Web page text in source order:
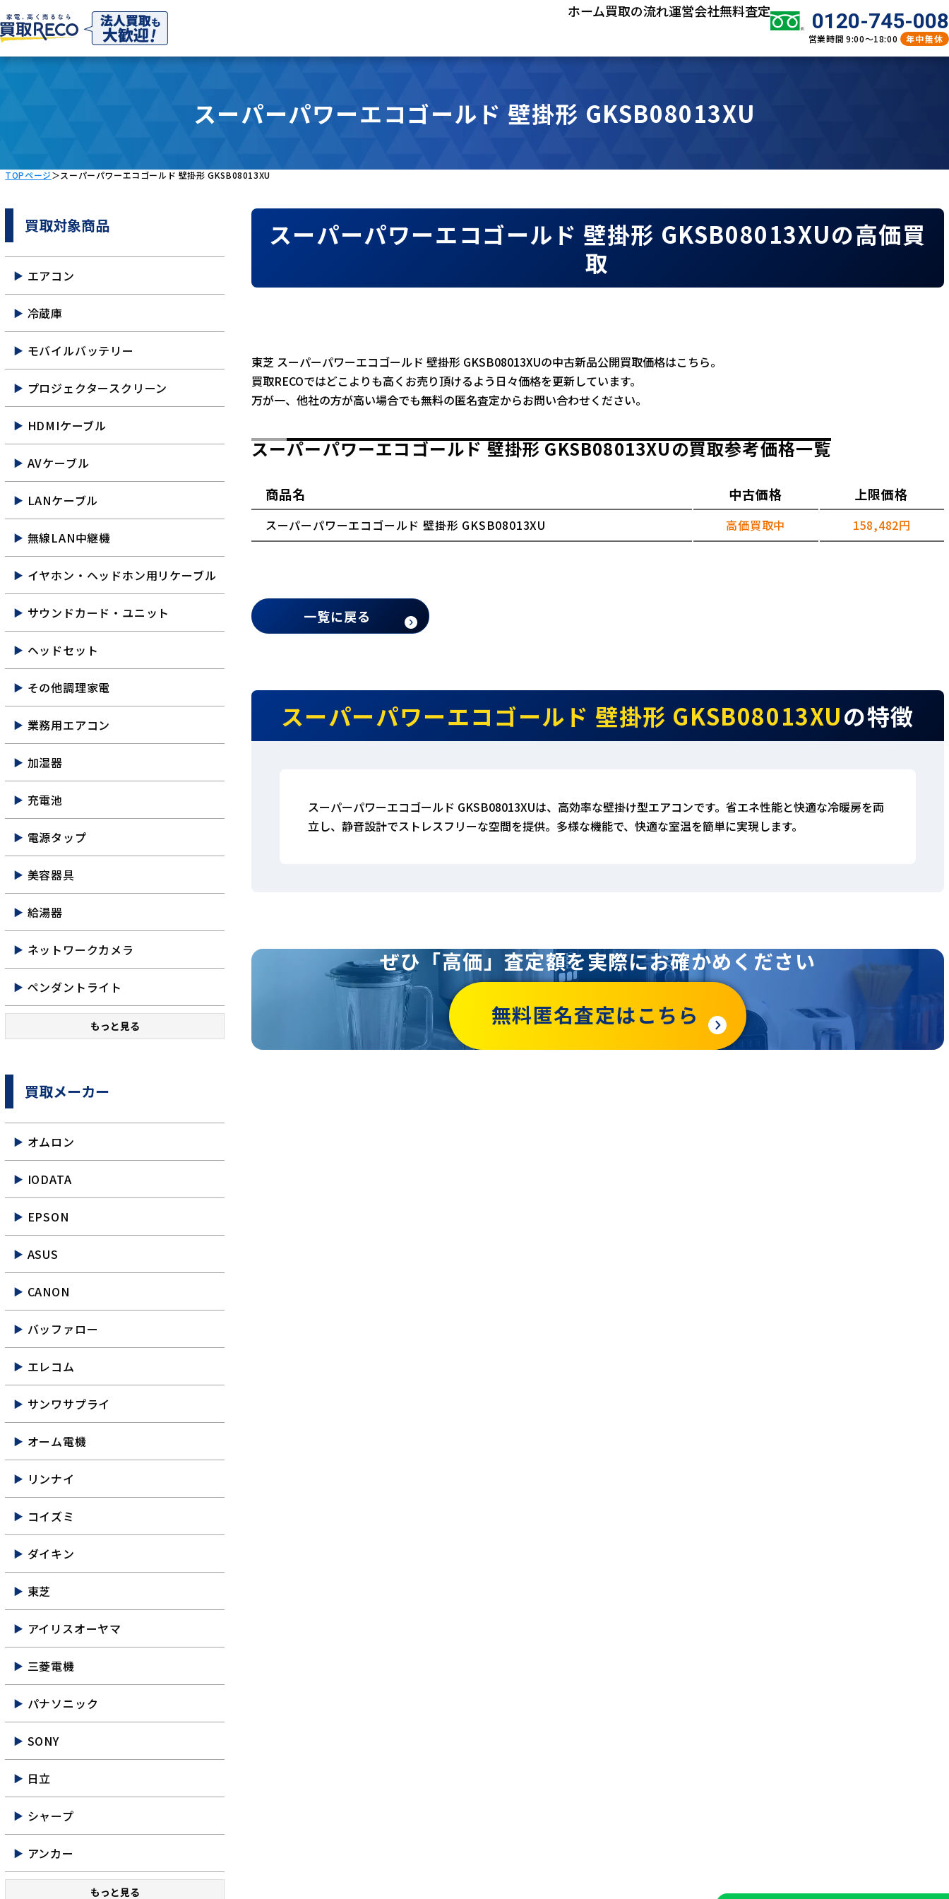
ホーム買取の流れ運営会社無料査定 0120-745-008
営業時間 9:00～18:00 年中無休
スーパーパワーエコゴールド 壁掛形 GKSB08013XU
TOPページ＞スーパーパワーエコゴールド 壁掛形 GKSB08013XU
スーパーパワーエコゴールド 壁掛形 GKSB08013XUの高価買
取
東芝 スーパーパワーエコゴールド 壁掛形 GKSB08013XUの中古新品公開買取価格はこちら。
買取RECOではどこよりも高くお売り頂けるよう日々価格を更新しています。
万が一、他社の方が高い場合でも無料の匿名査定からお問い合わせください。
スーパーパワーエコゴールド 壁掛形 GKSB08013XUの買取参考価格一覧
商品名 中古価格 上限価格
スーパーパワーエコゴールド 壁掛形 GKSB08013XU 高価買取中 158,482円
一覧に戻る
スーパーパワーエコゴールド 壁掛形 GKSB08013XUの特徴
スーパーパワーエコゴールド GKSB08013XUは、高効率な壁掛け型エアコンです。省エネ性能と快適な冷暖房を両
立し、静音設計でストレスフリーな空間を提供。多様な機能で、快適な室温を簡単に実現します。
ぜひ「高価」査定額を実際にお確かめください
無料匿名査定はこちら
買取対象商品
エアコン
冷蔵庫
モバイルバッテリー
プロジェクタースクリーン
HDMIケーブル
AVケーブル
LANケーブル
無線LAN中継機
イヤホン・ヘッドホン用リケーブル
サウンドカード・ユニット
ヘッドセット
その他調理家電
業務用エアコン
加湿器
充電池
電源タップ
美容器具
給湯器
ネットワークカメラ
ペンダントライト
もっと見る
買取メーカー
オムロン
IODATA
EPSON
ASUS
CANON
バッファロー
エレコム
サンワサプライ
オーム電機
リンナイ
コイズミ
ダイキン
東芝
アイリスオーヤマ
三菱電機
パナソニック
SONY
日立
シャープ
アンカー
もっと見る